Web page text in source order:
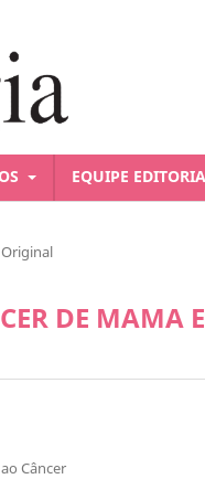
EQUIPE
DE MAMA
Câncer